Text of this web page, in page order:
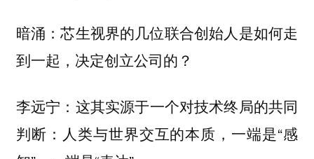
暗涌：芯生视界的几位联合创始人是如何走
到一起，决定创立公司的？
李远宁： 这其实源于一个对技术终局的共同
判断：人类与世界交互的本质，一端是“感